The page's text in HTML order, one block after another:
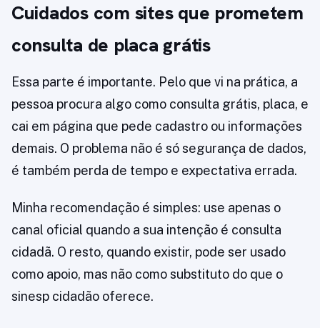
Cuidados com sites que prometem
consulta de placa grátis
Essa parte é importante. Pelo que vi na prática, a
pessoa procura algo como consulta grátis, placa, e
cai em página que pede cadastro ou informações
demais. O problema não é só segurança de dados,
é também perda de tempo e expectativa errada.
Minha recomendação é simples: use apenas o
canal oficial quando a sua intenção é consulta
cidadã. O resto, quando existir, pode ser usado
como apoio, mas não como substituto do que o
sinesp cidadão oferece.